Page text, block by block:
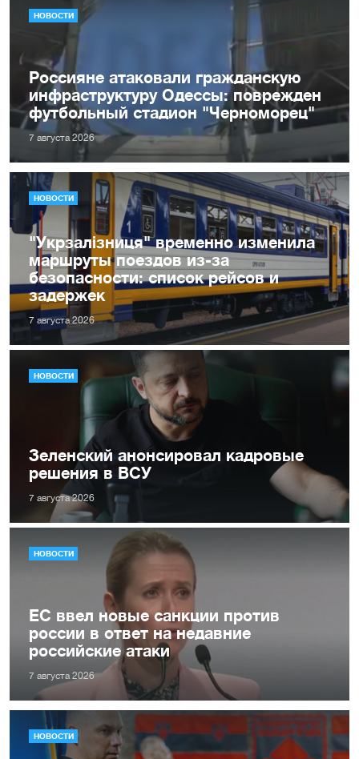
НОВОСТИ
Россияне атаковали гражданскую
инфраструктуру Одессы: поврежден
футбольный стадион "Черноморец"
7 августа 2026
НОВОСТИ
"Укрзалізниця" временно изменила
маршруты поездов из-за
безопасности: список рейсов и
задержек
7 августа 2026
НОВОСТИ
Зеленский анонсировал кадровые
решения в ВСУ
7 августа 2026
НОВОСТИ
ЕС ввел новые санкции против
россии в ответ на недавние
российские атаки
7 августа 2026
НОВОСТИ